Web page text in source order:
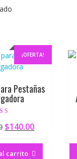
¡OFERTA!
Pestañas
de 5
$140.00
carrito